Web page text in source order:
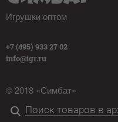
Игрушки оптом
+7 (495) 933 27 02
info@igr.ru
© 2018 «Симбат»